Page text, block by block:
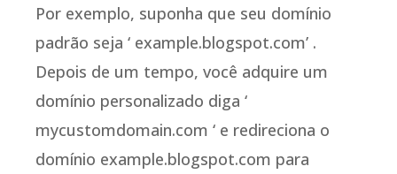
Por exemplo, suponha que seu domínio
padrão seja ‘ example.blogspot.com’ .
Depois de um tempo, você adquire um
domínio personalizado diga ‘
mycustomdomain.com ‘ e redireciona o
domínio example.blogspot.com para